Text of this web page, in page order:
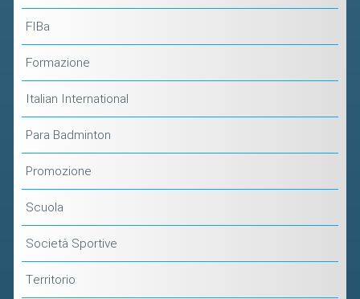
FIBa
Formazione
Italian International
Para Badminton
Promozione
Scuola
Società Sportive
Territorio